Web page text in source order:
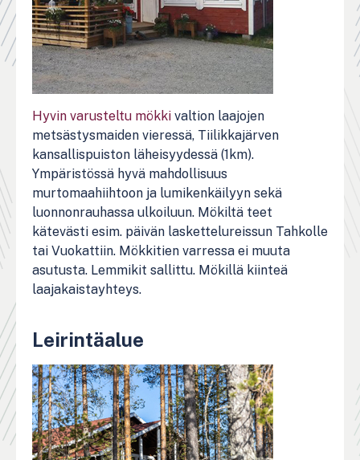
Hyvin varusteltu mökki valtion laajojen
metsästysmaiden vieressä, Tiilikkajärven
kansallispuiston läheisyydessä (1km).
Ympäristössä hyvä mahdollisuus
murtomaahiihtoon ja lumikenkäilyyn sekä
luonnonrauhassa ulkoiluun. Mökiltä teet
kätevästi esim. päivän laskettelureissun Tahkolle
tai Vuokattiin. Mökkitien varressa ei muuta
asutusta. Lemmikit sallittu. Mökillä kiinteä
laajakaistayhteys.
Leirintäalue